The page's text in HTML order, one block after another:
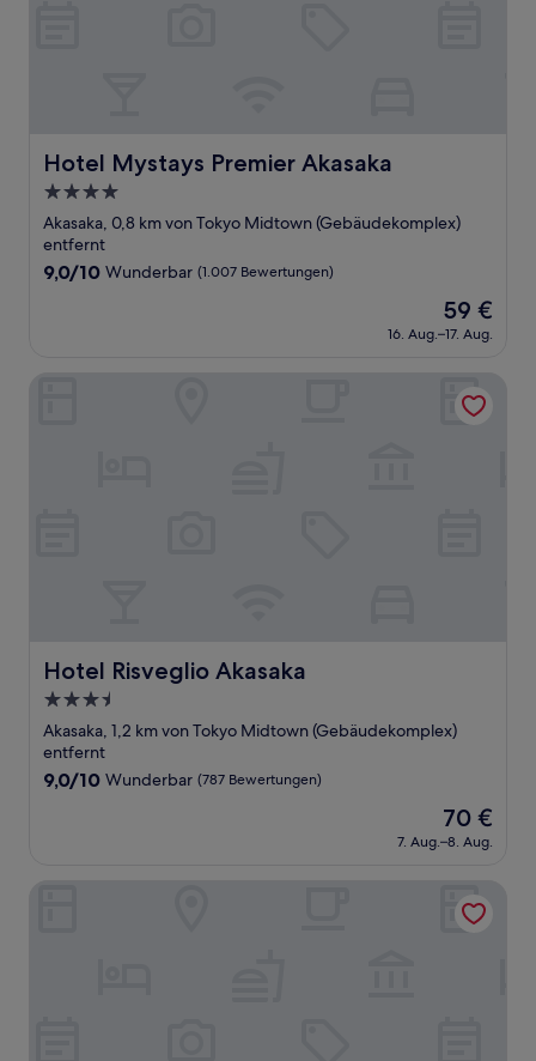
Hotel Mystays Premier Akasaka
Hotel Mystays Premier Akasaka
4.0-
Sterne-
Unterkunft
Akasaka, 0,8 km von Tokyo Midtown (Gebäudekomplex)
entfernt
9.0
Bewertungen)
9,0/10 Wunderbar (1.007 Bewertungen)
Der
Preis
beträgt
59 €
16. Aug.–17. Aug.
Hotel Risveglio Akasaka
Hotel Risveglio Akasaka
3.5-
Sterne-
Unterkunft
Akasaka, 1,2 km von Tokyo Midtown (Gebäudekomplex)
entfernt
9.0
Bewertungen)
9,0/10 Wunderbar (787 Bewertungen)
Der
Preis
beträgt
70 €
7. Aug.–8. Aug.